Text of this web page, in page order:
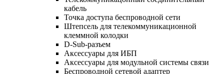
кабель
Точка доступа беспроводной сети
Штепсель для телекоммуникационной
клеммной колодки
D-Sub-разъем
Аксессуары для ИБП
Аксессуары для модульной системы связи
Беспроводной сетевой адаптер